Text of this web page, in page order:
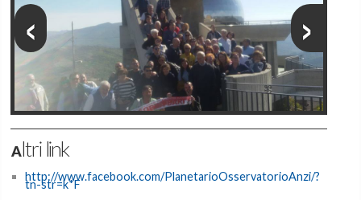
‹ ›
Altri link
http://www.facebook.com/PlanetarioOsservatorioAnzi/?
tn-str=k*F